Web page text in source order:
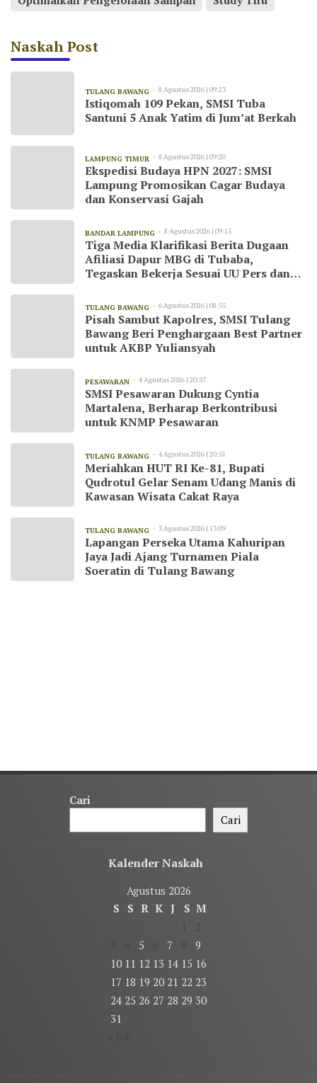
Naskah Post
TULANG BAWANG 8 Agustus 2026 | 09:23
Istiqomah 109 Pekan, SMSI Tuba
Santuni 5 Anak Yatim di Jum’at Berkah
LAMPUNG TIMUR 8 Agustus 2026 | 09:20
Ekspedisi Budaya HPN 2027: SMSI
Lampung Promosikan Cagar Budaya
dan Konservasi Gajah
BANDAR LAMPUNG 8 Agustus 2026 | 09:15
Tiga Media Klarifikasi Berita Dugaan
Afiliasi Dapur MBG di Tubaba,
Tegaskan Bekerja Sesuai UU Pers dan
TULANG BAWANG 6 Agustus 2026 | 08:55
Pisah Sambut Kapolres, SMSI Tulang
Bawang Beri Penghargaan Best Partner
untuk AKBP Yuliansyah
PESAWARAN 4 Agustus 2026 | 20:57
SMSI Pesawaran Dukung Cyntia
Martalena, Berharap Berkontribusi
untuk KNMP Pesawaran
TULANG BAWANG 4 Agustus 2026 | 20:51
Meriahkan HUT RI Ke-81, Bupati
Qudrotul Gelar Senam Udang Manis di
Kawasan Wisata Cakat Raya
TULANG BAWANG 3 Agustus 2026 | 13:09
Lapangan Perseka Utama Kahuripan
Jaya Jadi Ajang Turnamen Piala
Soeratin di Tulang Bawang
Cari
Cari
Kalender Naskah
Agustus 2026
S
S R K J S M
5 7
9
10 11 12 13 14 15 16
17 18 19 20 21 22 23
24 25 26 27 28 29 30
31